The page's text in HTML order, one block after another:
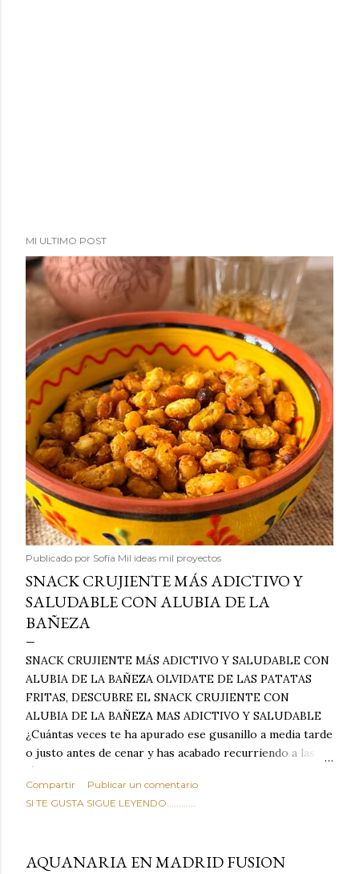
MI ULTIMO POST
Publicado por Sofía Mil ideas mil proyectos
SNACK CRUJIENTE MÁS ADICTIVO Y
SALUDABLE CON ALUBIA DE LA
BAÑEZA
SNACK CRUJIENTE MÁS ADICTIVO Y SALUDABLE CON
ALUBIA DE LA BAÑEZA OLVIDATE DE LAS PATATAS
FRITAS, DESCUBRE EL SNACK CRUJIENTE CON
ALUBIA DE LA BAÑEZA MAS ADICTIVO Y SALUDABLE
¿Cuántas veces te ha apurado ese gusanillo a media tarde
o justo antes de cenar y has acabado recurriendo a las
típicas patatas de bolsa, frutos secos fritos o snacks
ultraprocesados llenos de grasas saturadas y sodio?
Todos hemos estado ahí. Sin embargo, cuidarse no tiene
satisface. Estas alubias crujientes al horno van a cambiar
Compartir
Publicar un comentario
SI TE GUSTA SIGUE LEYENDO............
AQUANARIA EN MADRID FUSION